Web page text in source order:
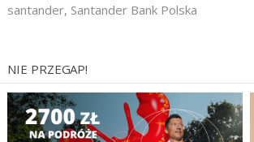
santander, Santander Bank Polska
NIE PRZEGAP!